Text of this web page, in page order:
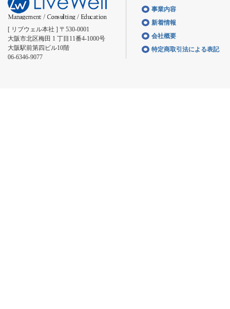
[ リブウェル本社 ] 〒530-0001
大阪市北区梅田 1 丁目11番4-1000号
大阪駅前第四ビル10階
06-6346-9077
事業内容
新着情報
会社概要
特定商取引法による表記